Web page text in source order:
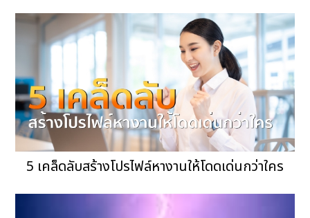
5 เคล็ดลับสร้างโปรไฟล์หางานให้โดดเด่นกว่าใคร